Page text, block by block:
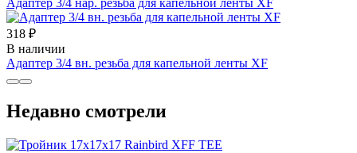
318 ₽
В наличии
Адаптер 3/4 вн. резьба для капельной ленты XF
Недавно смотрели